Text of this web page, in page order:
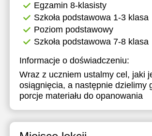
Egzamin 8-klasisty
Szkoła podstawowa 1-3 klasa
Poziom podstawowy
Szkoła podstawowa 7-8 klasa
Informacje o doświadczeniu:
Wraz z uczniem ustalmy cel, jaki
osiągnięcia, a następnie dzielimy
porcje materiału do opanowania